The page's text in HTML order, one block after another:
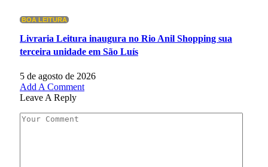
BOA LEITURA
Livraria Leitura inaugura no Rio Anil Shopping sua
terceira unidade em São Luís
5 de agosto de 2026
Add A Comment
Leave A Reply